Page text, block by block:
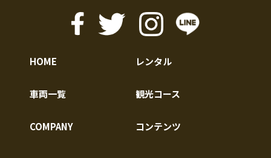
HOME
車両一覧
レンタル
観光コース
COMPANY コンテンツ